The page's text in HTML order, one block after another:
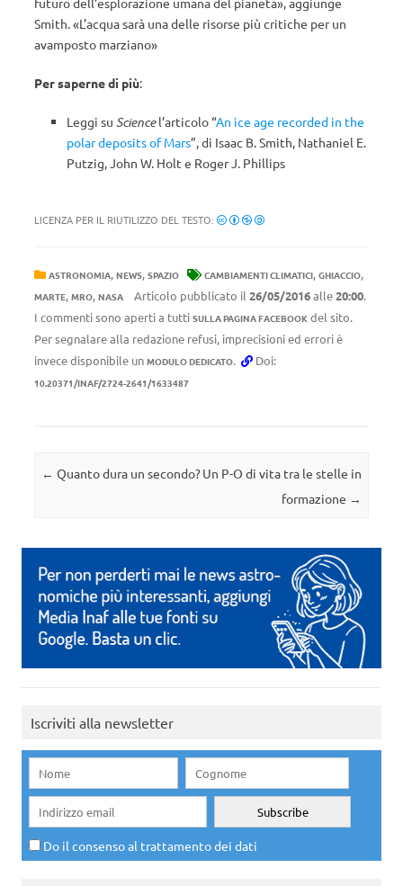
Smith. «L’acqua sarà una delle risorse più critiche per un
avamposto marziano»
Per saperne di più:
Leggi su Sciencel’articolo “An ice age recorded in the
polar deposits of Mars”, di Isaac B. Smith, Nathaniel E.
Putzig, John W. Holt e Roger J. Phillips
LICENZA PER IL RIUTILIZZO DEL TESTO:
ASTRONOMIA, NEWS, SPAZIO CAMBIAMENTI CLIMATICI, GHIACCIO,
MARTE, MRO, NASA Articolo pubblicato il 26/05/2016alle20:00.
I commenti sono aperti a tutti SULLA PAGINA FACEBOOK del sito.
Per segnalare alla redazione refusi, imprecisioni ed errori è
invece disponibile un MODULO DEDICATO. Doi:
10.20371/INAF/2724-2641/1633487
Navigazione articolo
← Quanto dura un secondo?Un P-O di vita tra le stelle in
formazione →
Iscriviti alla newsletter
Do il consenso al trattamento dei dati